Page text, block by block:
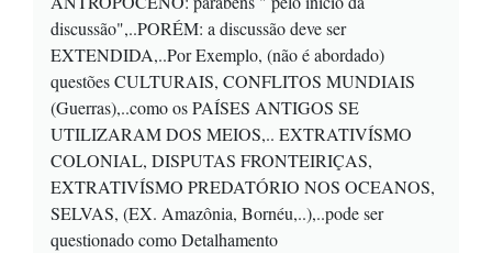
discussão",..PORÉM: a discussão deve ser
EXTENDIDA,..Por Exemplo, (não é abordado)
questões CULTURAIS, CONFLITOS MUNDIAIS
(Guerras),..como os PAÍSES ANTIGOS SE
UTILIZARAM DOS MEIOS,.. EXTRATIVÍSMO
COLONIAL, DISPUTAS FRONTEIRIÇAS,
EXTRATIVÍSMO PREDATÓRIO NOS OCEANOS,
SELVAS, (EX. Amazônia, Bornéu,..),..pode ser
questionado como Detalhamento